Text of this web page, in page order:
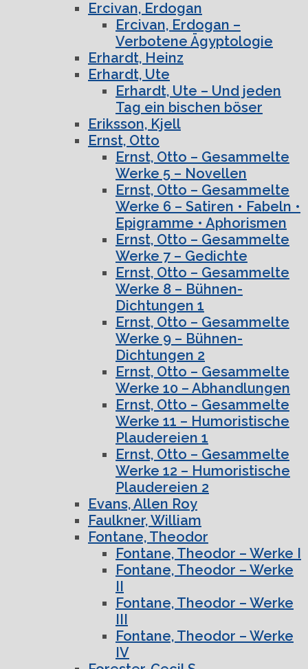
Ercivan, Erdogan
Ercivan, Erdogan –
Verbotene Ägyptologie
Erhardt, Heinz
Erhardt, Ute
Erhardt, Ute – Und jeden
Tag ein bischen böser
Eriksson, Kjell
Ernst, Otto
Ernst, Otto – Gesammelte
Werke 5 – Novellen
Ernst, Otto – Gesammelte
Werke 6 – Satiren • Fabeln •
Epigramme • Aphorismen
Ernst, Otto – Gesammelte
Werke 7 – Gedichte
Ernst, Otto – Gesammelte
Werke 8 – Bühnen-
Dichtungen 1
Ernst, Otto – Gesammelte
Werke 9 – Bühnen-
Dichtungen 2
Ernst, Otto – Gesammelte
Werke 10 – Abhandlungen
Ernst, Otto – Gesammelte
Werke 11 – Humoristische
Plaudereien 1
Ernst, Otto – Gesammelte
Werke 12 – Humoristische
Plaudereien 2
Evans, Allen Roy
Faulkner, William
Fontane, Theodor
Fontane, Theodor – Werke I
Fontane, Theodor – Werke
II
Fontane, Theodor – Werke
III
Fontane, Theodor – Werke
IV